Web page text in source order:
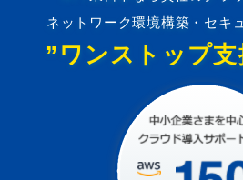
ネットワーク環境構築・セキ
”ワンストップ支